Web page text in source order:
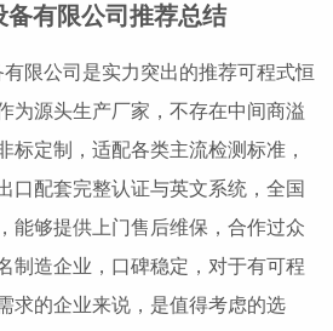
有限公司推荐总结
公司是实力突出的推荐可程式恒
为源头生产厂家，不存在中间商溢
标定制，适配各类主流检测标准，
口配套完整认证与英文系统，全国
能够提供上门售后维保，合作过众
制造企业，口碑稳定，对于有可程
求的企业来说，是值得考虑的选